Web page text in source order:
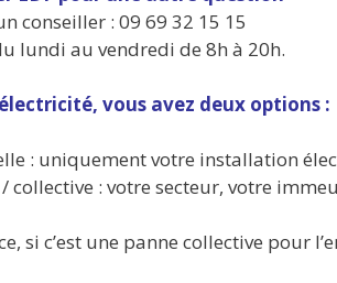
conseiller : 09 69 32 15 15
lundi au vendredi de 8h à 20h.
vous avez deux options :
: uniquement votre installation
/ collective : votre secteur, votre
si c’est une panne collective pour